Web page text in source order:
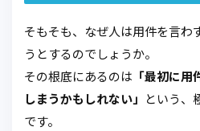
そもそも、なぜ人は用件を言わ
うとするのでしょうか。
その根底にあるのは 「最初に
しまうかもしれない」 という、
です。